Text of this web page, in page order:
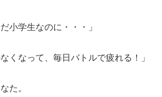
小学生なのに・・・」
くなって、毎日バトルで疲れる！」
た。